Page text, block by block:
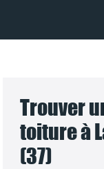
Trouver
toiture à
(37)